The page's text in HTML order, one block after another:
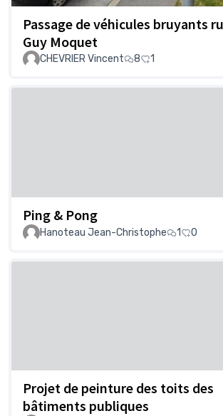
Passage de véhicules bruyants
Guy Moquet
CHEVRIER Vincent 8 1
Ping & Pong
Hanoteau Jean-Christophe
1 0
Projet de peinture des toits des
bâtiments publiques